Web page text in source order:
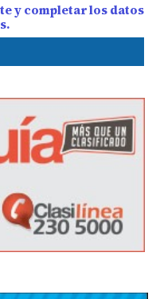
y completar los datos